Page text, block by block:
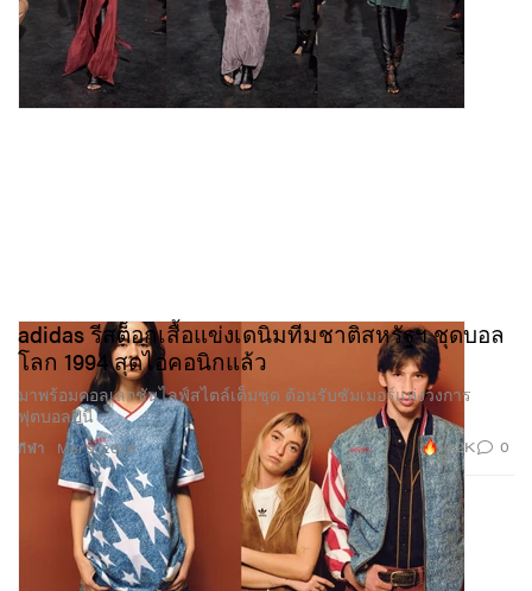
กีฬา
adidas รีสต็อกเสื้อแข่งเดนิมทีมชาติสหรัฐฯ ชุดบอล
โลก 1994 สุดไอคอนิกแล้ว
มาพร้อมคอลเลกชันไลฟ์สไตล์เต็มชุด ต้อนรับซัมเมอร์แห่งวงการ
ฟุตบอลปีนี้
Mar 9, 2026 19.2K 0